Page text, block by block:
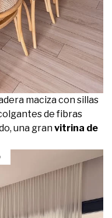
maciza con sillas
de fibras
una granvitrina de